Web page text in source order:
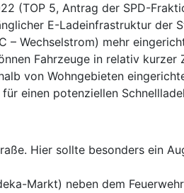
(TOP 5, Antrag der SPD-
E-Ladeinfrastruktur der
– Wechselstrom) mehr
Fahrzeuge in relativ
von Wohngebieten
einen potenziellen
Hier sollte besonders ein
Markt) neben dem